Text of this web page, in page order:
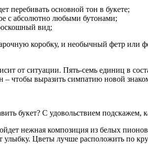
перебивать основной тон в букете;
с абсолютно любыми бутонами;
вид;
коробку, и необычный фетр или
от ситуации. Пять-семь единиц в
– чтобы выразить симпатию новой
букет? С удовольствием
нежная композиция из белых
Цветы лучше расположить по